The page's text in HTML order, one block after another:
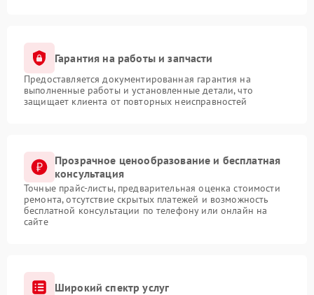
Гарантия на работы и запчасти
Предоставляется документированная гарантия на
выполненные работы и установленные детали, что
защищает клиента от повторных неисправностей
Прозрачное ценообразование и бесплатная
консультация
Точные прайс-листы, предварительная оценка стоимости
ремонта, отсутствие скрытых платежей и возможность
бесплатной консультации по телефону или онлайн на
сайте
Широкий спектр услуг